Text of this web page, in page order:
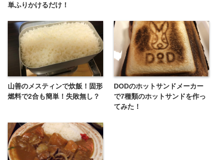
単ふりかけるだけ！
山善のメスティンで炊飯！固形
燃料で2合も簡単！失敗無し？
DODのホットサンドメーカー
で7種類のホットサンドを作っ
てみた！